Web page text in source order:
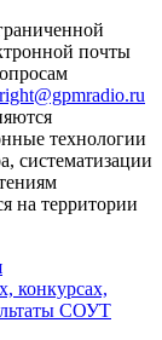
почты
технологии
систематизации
на территории
конкурсах,
СОУТ